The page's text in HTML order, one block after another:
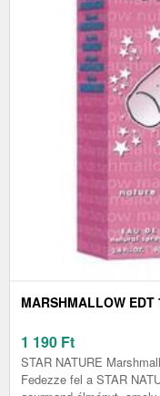
MARSHMALLOW EDT
1 190 Ft
STAR NATURE
Fedezze fel a STAR